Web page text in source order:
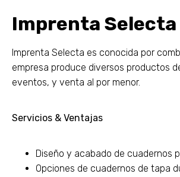
Imprenta Selecta
Imprenta Selecta es conocida por
empresa produce diversos productos
eventos, y venta al por menor.
Servicios & Ventajas
Diseño y acabado de cuadernos
Opciones de cuadernos de tapa